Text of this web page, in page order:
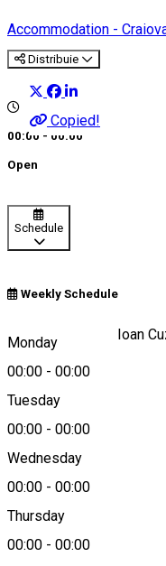
Accommodation -
Distribuie
Copied!
00:00 - 00:00
Open
Schedule
Weekly Schedule
Monday
00:00 - 00:00
Tuesday
00:00 - 00:00
Wednesday
00:00 - 00:00
Thursday
00:00 - 00:00
Strada Alexandru Ioan
Map